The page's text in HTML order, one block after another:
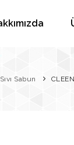
Sıvı Sabun